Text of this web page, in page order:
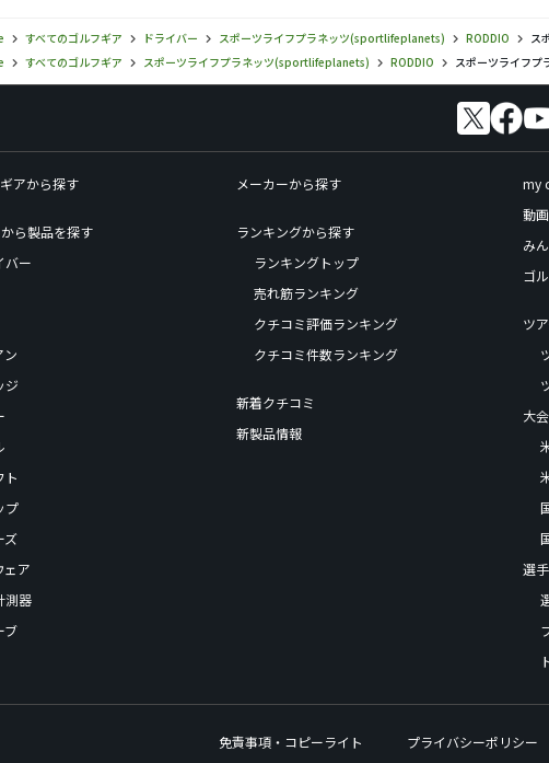
んでました。
ヘッドの寛容性はそれほど高くはなくむしろ難
打音は私的には落ち着きのある音でバシィｯ
短尺化でミート率を上げようと考えているなら
すべてのゴルフギア ドライバー スポーツライフプラネッツ(sportlifeplanets) RODDIO
ス
すべてのゴルフギア スポーツライフプラネッツ(sportlifeplanets) RODDIO スポーツライフプ
アから探す
ら製品を探す
バー
ン
ジ
ト
プ
ズ
ェア
測器
ブ
メーカーから探す
ランキングから探す
ランキングトップ
売れ筋ランキング
クチコミ評価ランキング
クチコミ件数ランキング
新着クチコミ
新製品情報
my
動画
み
ゴ
ツ
大
選
免責事項・コピーライト プライバシーポリシー